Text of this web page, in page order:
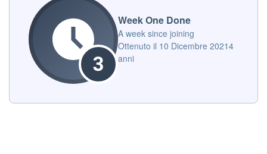
Week One Done
A week since joining
Ottenuto il 10 Dicembre 20214
anni